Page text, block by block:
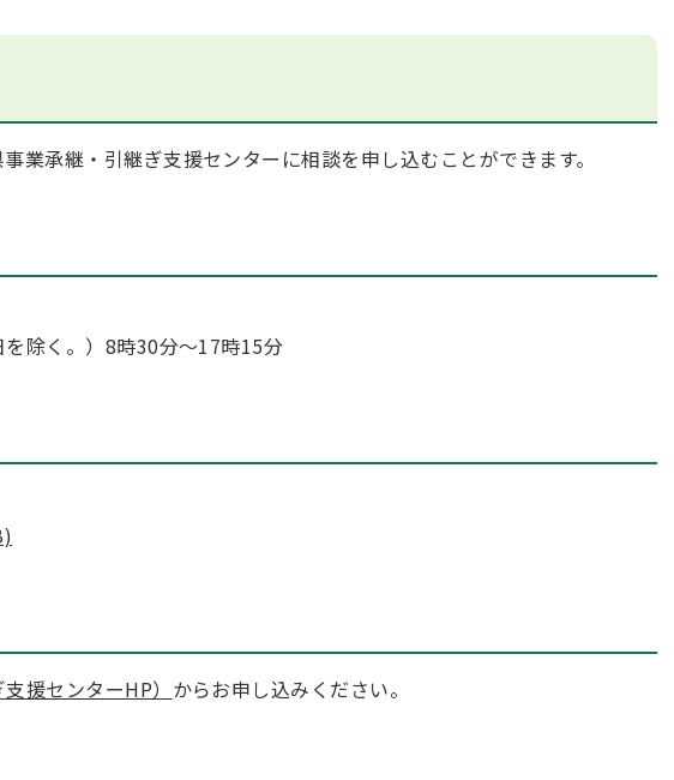
業承継・引継ぎ支援センターに相談を申し込むことができます。
を除く。）8時30分～17時15分
援センターHP） からお申し込みください。